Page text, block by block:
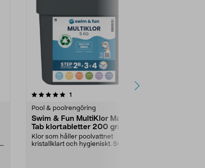
1
Pool & poolrengöring
Swim & Fun MultiKlor Maxi
Tab klortabletter 200 gram,
5 kg
Klor som håller poolvattnet
kristallklart och hygieniskt. Swim &
4.0 av 5 stjärnor